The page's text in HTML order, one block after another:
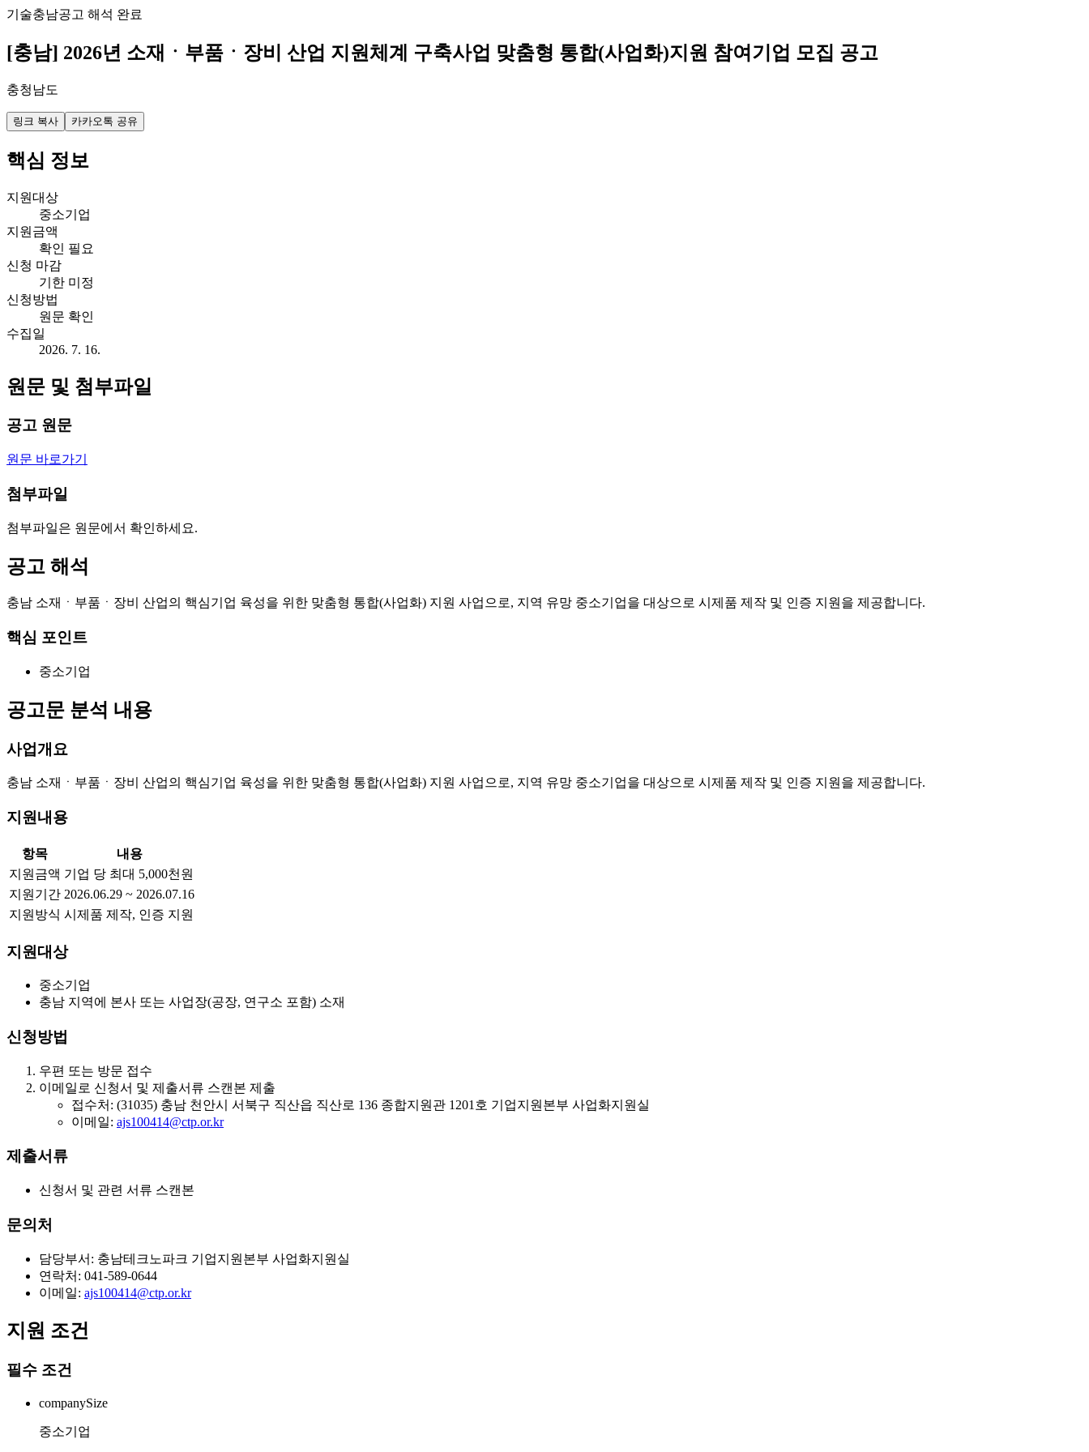
기술충남공고 해석 완료
[충남] 2026년 소재ㆍ부품ㆍ장비 산업 지원체계 구축사업 맞춤형 통합(사업화)지원 참여기업 모집 공고
충청남도
링크 복사 카카오톡 공유
핵심 정보
지원대상
중소기업
지원금액
확인 필요
신청 마감
기한 미정
신청방법
원문 확인
수집일
2026. 7. 16.
원문 및 첨부파일
공고 원문
원문 바로가기
첨부파일
첨부파일은 원문에서 확인하세요.
공고 해석
충남 소재ㆍ부품ㆍ장비 산업의 핵심기업 육성을 위한 맞춤형 통합(사업화) 지원 사업으로, 지역 유망 중소기업을 대상으로 시제품 제작 및 인증 지원을 제공합니다.
핵심 포인트
중소기업
공고문 분석 내용
사업개요
충남 소재ㆍ부품ㆍ장비 산업의 핵심기업 육성을 위한 맞춤형 통합(사업화) 지원 사업으로, 지역 유망 중소기업을 대상으로 시제품 제작 및 인증 지원을 제공합니다.
지원내용
항목
내용
지원금액 기업 당 최대 5,000천원
지원기간 2026.06.29 ~ 2026.07.16
지원방식 시제품 제작, 인증 지원
지원대상
중소기업
충남 지역에 본사 또는 사업장(공장, 연구소 포함) 소재
신청방법
우편 또는 방문 접수
이메일로 신청서 및 제출서류 스캔본 제출
접수처: (31035) 충남 천안시 서북구 직산읍 직산로 136 종합지원관 1201호 기업지원본부 사업화지원실
이메일: ajs100414@ctp.or.kr
제출서류
신청서 및 관련 서류 스캔본
문의처
담당부서: 충남테크노파크 기업지원본부 사업화지원실
연락처: 041-589-0644
이메일: ajs100414@ctp.or.kr
지원 조건
필수 조건
companySize
중소기업